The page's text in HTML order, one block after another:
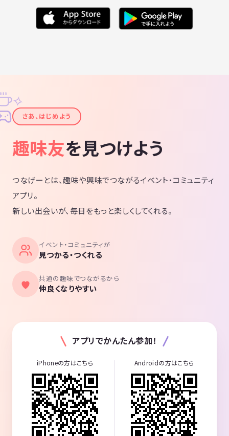
✦
✧
さあ、はじめよう
趣味友を見つけよう
つなげーとは、趣味や興味でつながるイベント・コミュニティ
アプリ。
新しい出会いが、毎日をもっと楽しくしてくれる。
イベント・コミュニティが
見つかる・つくれる
共通の趣味でつながるから
仲良くなりやすい
アプリでかんたん参加！
iPhoneの方はこちら Androidの方はこちら